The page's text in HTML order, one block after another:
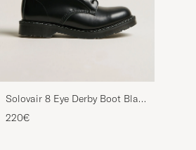
Solovair 8 Eye Derby Boot Black
Shine
220€